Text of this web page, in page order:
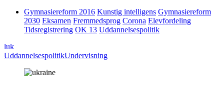
Gymnasiereform 2016 Kunstig intelligens Gymnasiereform
2030 Eksamen Fremmedsprog Corona Elevfordeling
Tidsregistrering OK 13 Uddannelsespolitik
luk
UddannelsespolitikUndervisning